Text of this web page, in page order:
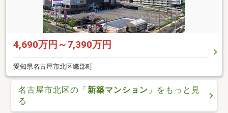
4,690万円～7,390万円
愛知県名古屋市北区織部町
名古屋市北区の「 新築マンション 」をもっと見
る